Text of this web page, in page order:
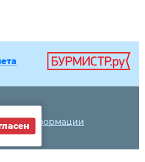
информации